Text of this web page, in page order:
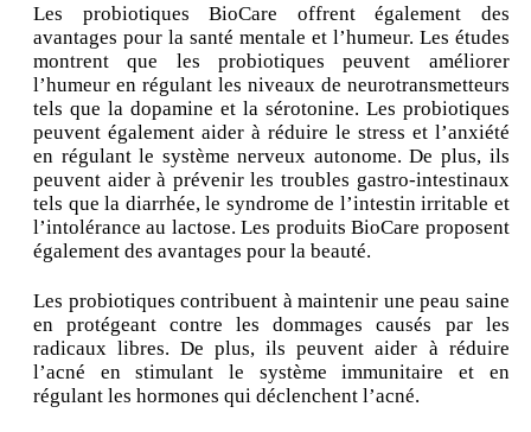
Les probiotiques BioCare offrent également des
avantages pour la santé mentale et l’humeur. Les études
montrent que les probiotiques peuvent améliorer
l’humeur en régulant les niveaux de neurotransmetteurs
tels que la dopamine et la sérotonine. Les probiotiques
peuvent également aider à réduire le stress et l’anxiété
en régulant le système nerveux autonome. De plus, ils
peuvent aider à prévenir les troubles gastro-intestinaux
tels que la diarrhée, le syndrome de l’intestin irritable et
l’intolérance au lactose. Les produits BioCare proposent
également des avantages pour la beauté.
Les probiotiques contribuent à maintenir une peau saine
en protégeant contre les dommages causés par les
radicaux libres. De plus, ils peuvent aider à réduire
l’acné en stimulant le système immunitaire et en
régulant les hormones qui déclenchent l’acné.